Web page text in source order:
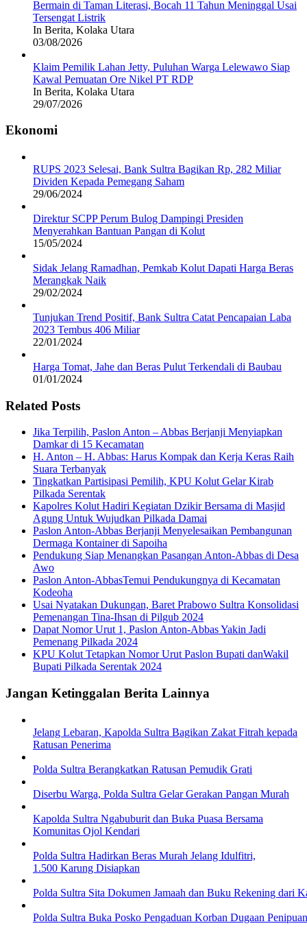
Bermain di Taman Literasi, Bocah 11 Tahun Meninggal Usai
Tersengat Listrik
In Berita, Kolaka Utara
03/08/2026
Klaim Pemilik Lahan Jetty, Puluhan Warga Lelewawo Siap
Kawal Pemuatan Ore Nikel PT RDP
In Berita, Kolaka Utara
29/07/2026
Ekonomi
RUPS 2023 Selesai, Bank Sultra Bagikan Rp, 282 Miliar
Dividen Kepada Pemegang Saham
29/06/2024
Direktur SCPP Perum Bulog Dampingi Presiden
Menyerahkan Bantuan Pangan di Kolut
15/05/2024
Sidak Jelang Ramadhan, Pemkab Kolut Dapati Harga Beras
Merangkak Naik
29/02/2024
Tunjukan Trend Positif, Bank Sultra Catat Pencapaian Laba
2023 Tembus 406 Miliar
22/01/2024
Harga Tomat, Jahe dan Beras Pulut Terkendali di Baubau
01/01/2024
Related Posts
Jika Terpilih, Paslon Anton – Abbas Berjanji Menyiapkan
Damkar di 15 Kecamatan
H. Anton – H. Abbas: Harus Kompak dan Kerja Keras Raih
Suara Terbanyak
Tingkatkan Partisipasi Pemilih, KPU Kolut Gelar Kirab
Pilkada Serentak
Kapolres Kolut Hadiri Kegiatan Dzikir Bersama di Masjid
Agung Untuk Wujudkan Pilkada Damai
Paslon Anton-Abbas Berjanji Menyelesaikan Pembangunan
Dermaga Kontainer di Sapoiha
Pendukung Siap Menangkan Pasangan Anton-Abbas di Desa
Awo
Paslon Anton-AbbasTemui Pendukungnya di Kecamatan
Kodeoha
Usai Nyatakan Dukungan, Baret Prabowo Sultra Konsolidasi
Pemenangan Tina-Ihsan di Pilgub 2024
Dapat Nomor Urut 1, Paslon Anton-Abbas Yakin Jadi
Pemenang Pilkada 2024
KPU Kolut Tetapkan Nomor Urut Paslon Bupati danWakil
Bupati Pilkada Serentak 2024
Jangan Ketinggalan Berita Lainnya
Jelang Lebaran, Kapolda Sultra Bagikan Zakat Fitrah kepada
Ratusan Penerima
Polda Sultra Berangkatkan Ratusan Pemudik Grati
Diserbu Warga, Polda Sultra Gelar Gerakan Pangan Murah
Kapolda Sultra Ngabuburit dan Buka Puasa Bersama
Komunitas Ojol Kendari
Polda Sultra Hadirkan Beras Murah Jelang Idulfitri,
1.500 Karung Disiapkan
Polda Sultra Sita Dokumen Jamaah dan Buku Rekening dari
Polda Sultra Buka Posko Pengaduan Korban Dugaan